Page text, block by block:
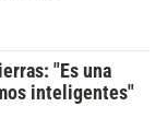
"Es una
inteligentes"